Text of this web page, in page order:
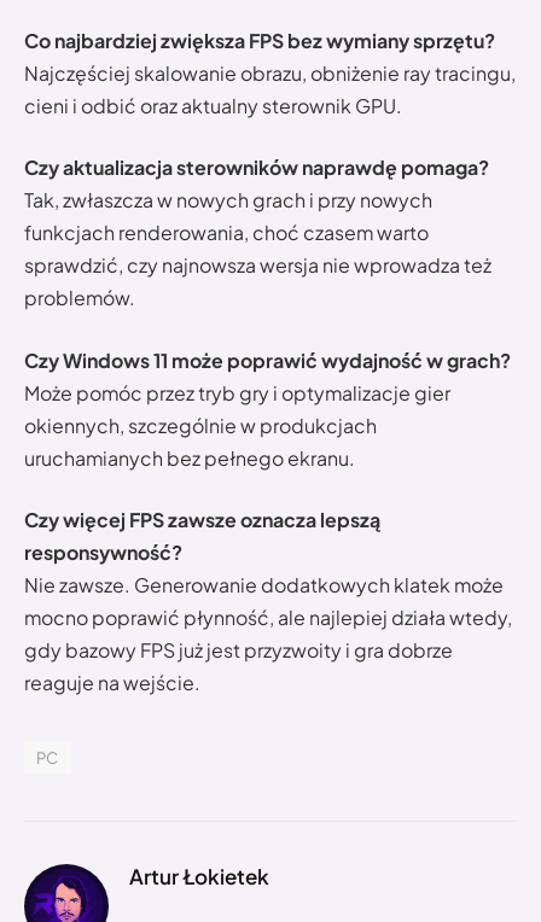
Co najbardziej zwiększa FPS bez wymiany sprzętu?
Najczęściej skalowanie obrazu, obniżenie ray tracingu,
cieni i odbić oraz aktualny sterownik GPU.
Czy aktualizacja sterowników naprawdę pomaga?
Tak, zwłaszcza w nowych grach i przy nowych
funkcjach renderowania, choć czasem warto
sprawdzić, czy najnowsza wersja nie wprowadza też
problemów.
Czy Windows 11 może poprawić wydajność w grach?
Może pomóc przez tryb gry i optymalizacje gier
okiennych, szczególnie w produkcjach
uruchamianych bez pełnego ekranu.
Czy więcej FPS zawsze oznacza lepszą
responsywność?
Nie zawsze. Generowanie dodatkowych klatek może
mocno poprawić płynność, ale najlepiej działa wtedy,
gdy bazowy FPS już jest przyzwoity i gra dobrze
reaguje na wejście.
PC
Artur Łokietek